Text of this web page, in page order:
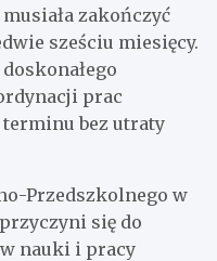
zakończyć
sześciu miesięcy.
prac
bez utraty
Przedszkolnego w
się do
nauki i pracy